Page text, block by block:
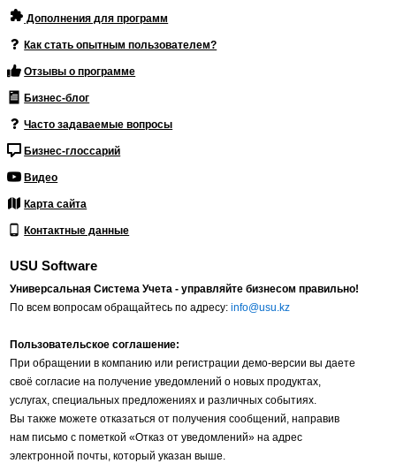
Дополнения для программ
Как стать опытным пользователем?
Отзывы о программе
Бизнес-блог
Часто задаваемые вопросы
Бизнес-глоссарий
Видео
Карта сайта
Контактные данные
USU Software
Универсальная Система Учета - управляйте бизнесом правильно!
По всем вопросам обращайтесь по адресу:info@usu.kz
Пользовательское соглашение:
При обращении в компанию или регистрации демо-версии вы даете
своё согласие на получение уведомлений о новых продуктах,
услугах, специальных предложениях и различных событиях.
Вы также можете отказаться от получения сообщений, направив
нам письмо с пометкой «Отказ от уведомлений» на адрес
электронной почты, который указан выше.